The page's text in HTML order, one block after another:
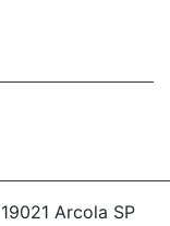
Arcola SP